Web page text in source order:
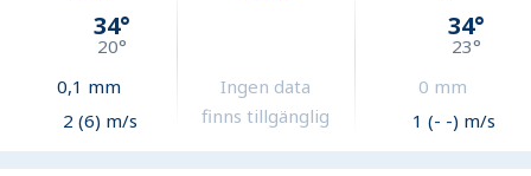
34°
20°
0,1 mm
2 (6) m/s
Ingen data
finns tillgänglig
34°
23°
0 mm
1 (- -) m/s